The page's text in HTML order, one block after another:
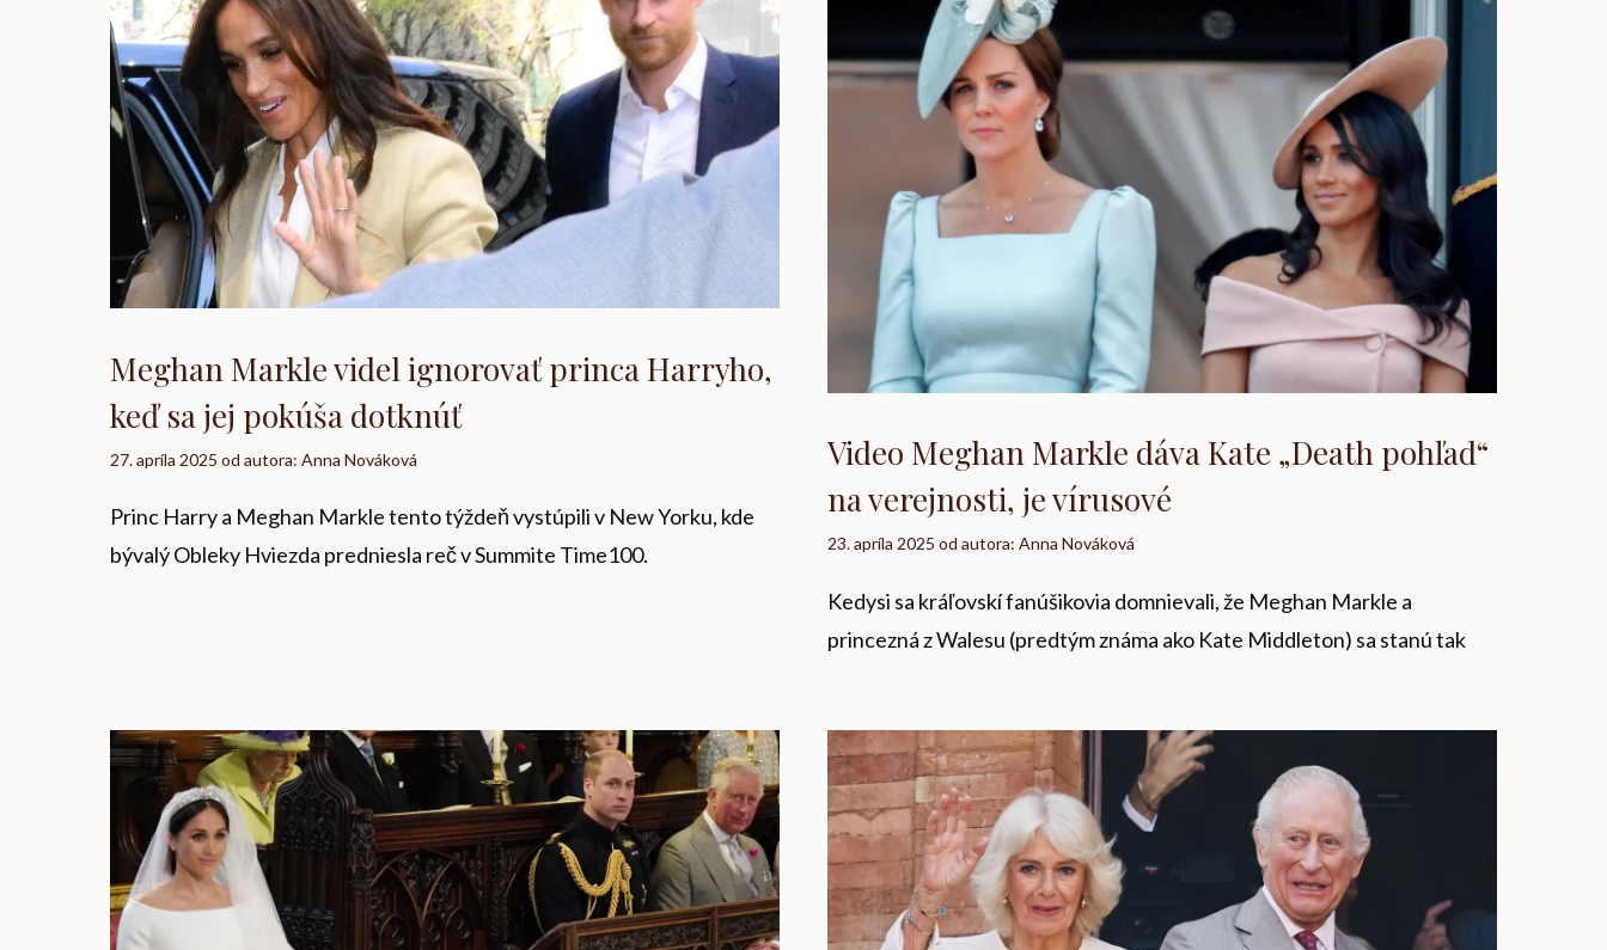
Meghan Markle videl ignorovať princa Harryho,
keď sa jej pokúša dotknúť
27. apríla 2025 od autora: Anna Nováková
Princ Harry a Meghan Markle tento týždeň vystúpili v New Yorku, kde
bývalý Obleky Hviezda predniesla reč v Summite Time100.
Video Meghan Markle dáva Kate „Death pohľad“
na verejnosti, je vírusové
23. apríla 2025 od autora: Anna Nováková
Kedysi sa kráľovskí fanúšikovia domnievali, že Meghan Markle a
princezná z Walesu (predtým známa ako Kate Middleton) sa stanú tak